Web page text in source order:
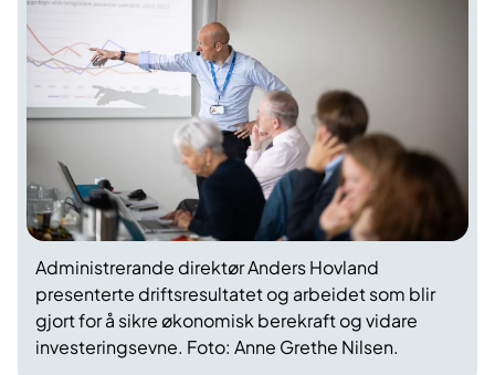
Administrerande direktør Anders Hovland
presenterte driftsresultatet og arbeidet som blir
gjort for å sikre økonomisk berekraft og vidare
investeringsevne. Foto: Anne Grethe Nilsen.